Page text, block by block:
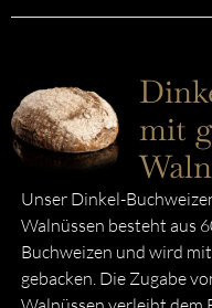
mit
Unser Dinkel-
Walnüssen besteht aus
Buchweizen und wird
gebacken. Die Zugabe